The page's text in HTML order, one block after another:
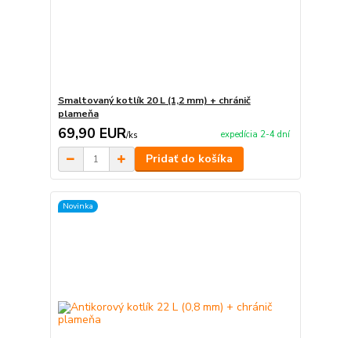
Smaltovaný kotlík 20 L (1,2 mm) + chránič
plameňa
69,90 EUR/ks expedícia 2-4 dní
Pridať do košíka
Novinka